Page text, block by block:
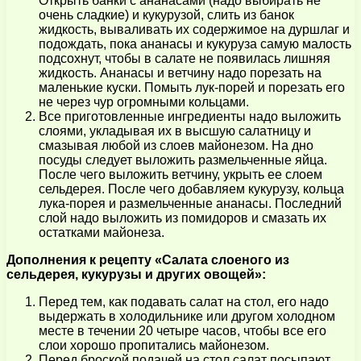
очень сладкие) и кукурузой, слить из банок
жидкость, вываливать их содержимое на дуршлаг и
подождать, пока ананасы и кукуруза самую малость
подсохнут, чтобы в салате не появилась лишняя
жидкость. Ананасы и ветчину надо порезать на
маленькие куски. Помыть лук-порей и порезать его
не через чур огромными кольцами.
Все приготовленные ингредиенты надо выложить
слоями, укладывая их в высшую салатницу и
смазывая любой из слоев майонезом. На дно
посуды следует выложить размельченные яйца.
После чего выложить ветчину, укрыть ее слоем
сельдерея. После чего добавляем кукурузу, кольца
лука-порея и размельченные ананасы. Последний
слой надо выложить из помидоров и смазать их
остатками майонеза.
Дополнения к рецепту «Салата слоеного из
сельдерея, кукурузы и других овощей»:
Перед тем, как подавать салат на стол, его надо
выдержать в холодильнике или другом холодном
месте в течении 20 четыре часов, чтобы все его
слои хорошо пропитались майонезом.